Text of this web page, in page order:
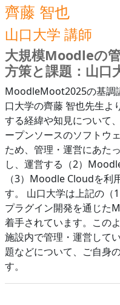
齊藤 智也
山口大学 講師
大規模Moodleの
方策と課題：山口
MoodleMoot2025の基調
口大学の齊藤 智也先生
する経緯や知見について
ープンソースのソフトウ
ため、管理・運営にあた
し、運営する（2）
（3）Moodle Cloudを利
す。 山口大学は上記の（
プラグイン開発を通じた
着手されています。この
施設内で管理・運営して
題などについて、ご自身
す。